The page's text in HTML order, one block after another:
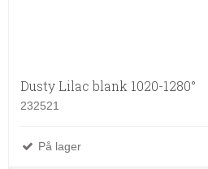
Dusty Lilac blank 1020-1280°
232521
På lager